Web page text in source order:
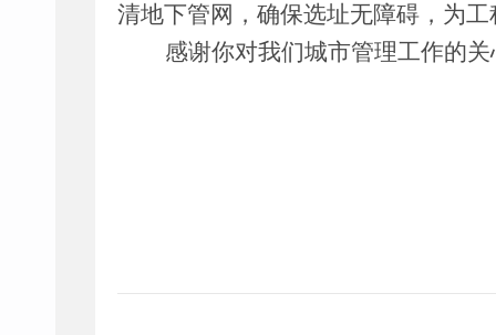
清地下管网，确保选址无障碍，为
感谢你对我们城市管理工作的